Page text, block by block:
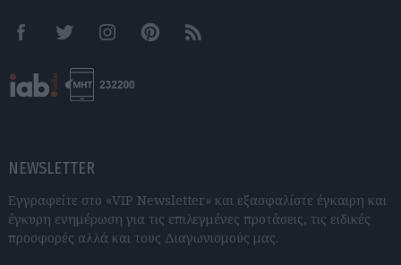
FacebookTwitter InstagramPinterestRSS feeds
NEWSLETTER
Εγγραφείτε στο «VIP Newsletter» και εξασφαλίστε έγκαιρη και
έγκυρη ενημέρωση για τις επιλεγμένες προτάσεις, τις ειδικές
προσφορές αλλά και τους Διαγωνισμούς μας.